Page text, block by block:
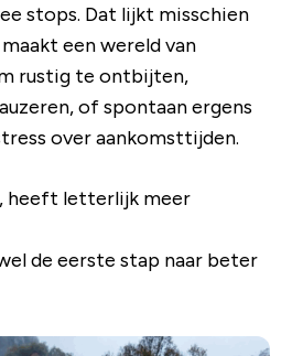
stops. Dat lijkt misschien
een wereld van
rustig te ontbijten,
of spontaan ergens
over aankomsttijden.
heeft letterlijk meer
de eerste stap naar beter